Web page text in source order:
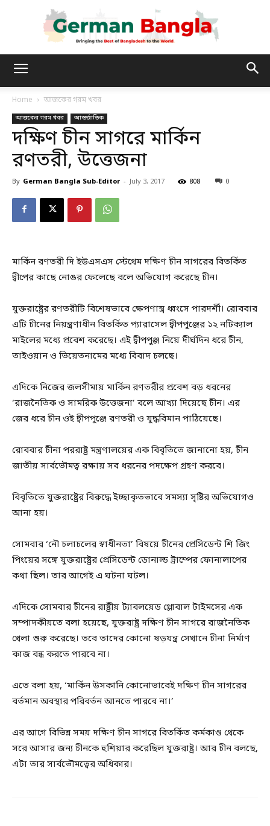
Bangla
Home আজকের গরম খবর
আজকের গরম খবর আন্তর্জাতিক
দক্ষিণ চীন সাগরে মার্কিন
রণতরী, উত্তেজনা
By German Bangla Sub-Editor - July 3, 2017 808 0
মার্কিন রণতরী দি ইউএসএস স্টেথেম দক্ষিণ চীন সাগরের বিতর্কিত
দ্বীপের কাছে নোঙর ফেলেছে বলে অভিযোগ করেছে চীন।
যুক্তরাষ্ট্রের রণতরীটি বিশেষভাবে ক্ষেপণাস্ত্র ধ্বংসে পারদর্শী। রোববার
এটি চীনের নিয়ন্ত্রণাধীন বিতর্কিত প্যারাসেল দ্বীপপুঞ্জের ১২ নটিক্যাল
মাইলের মধ্যে প্রবেশ করেছে। এই দ্বীপপুঞ্জ নিয়ে দীর্ঘদিন ধরে চীন,
তাইওয়ান ও ভিয়েতনামের মধ্যে বিবাদ চলছে।
এদিকে নিজের জলসীমায় মার্কিন রণতরীর প্রবেশ বড় ধরনের
‘রাজনৈতিক ও সামরিক উত্তেজনা’ বলে আখ্যা দিয়েছে চীন। এর
জের ধরে চীন ওই দ্বীপপুঞ্জে রণতরী ও যুদ্ধবিমান পাঠিয়েছে।
রোববার চীনা পররাষ্ট্র মন্ত্রণালয়ের এক বিবৃতিতে জানানো হয়, চীন
জাতীয় সার্বভৌমত্ব রক্ষায় সব ধরনের পদক্ষেপ গ্রহণ করবে।
বিবৃতিতে যুক্তরাষ্ট্রের বিরুদ্ধে ইচ্ছাকৃতভাবে সমস্যা সৃষ্টির অভিযোগও
আনা হয়।
সোমবার ‘নৌ চলাচলের স্বাধীনতা’ বিষয়ে চীনের প্রেসিডেন্ট শি জিং
পিংয়ের সঙ্গে যুক্তরাষ্ট্রের প্রেসিডেন্ট ডোনাল্ড ট্রাম্পের ফোনালাপের
কথা ছিল। তার আগেই এ ঘটনা ঘটল।
এদিকে সোমবার চীনের রাষ্ট্রীয় ট্যাবলয়েড গ্লোবাল টাইমসের এক
সম্পাদকীয়তে বলা হয়েছে, যুক্তরাষ্ট্র দক্ষিণ চীন সাগরে রাজনৈতিক
খেলা শুরু করেছে। তবে তাদের কোনো ষড়যন্ত্র সেখানে চীনা নির্মাণ
কাজ বন্ধ করতে পারবে না।
এতে বলা হয়, ‘মার্কিন উসকানি কোনোভাবেই দক্ষিণ চীন সাগরের
বর্তমান অবস্থার পরিবর্তন আনতে পারবে না।’
এর আগে বিভিন্ন সময় দক্ষিণ চীন সাগরে বিতর্কিত কর্মকাণ্ড থেকে
সরে আসার জন্য চীনকে হুশিয়ার করেছিল যুক্তরাষ্ট্র। আর চীন বলছে,
এটা তার সার্বভৌমত্বের অধিকার।